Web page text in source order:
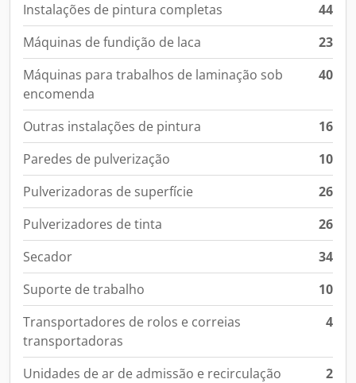
Instalações de pintura completas
44
Máquinas de fundição de laca
23
Máquinas para trabalhos de laminação sob
encomenda
40
Outras instalações de pintura
16
Paredes de pulverização
10
Pulverizadoras de superfície
26
Pulverizadores de tinta
26
Secador
34
Suporte de trabalho
10
Transportadores de rolos e correias
transportadoras
4
Unidades de ar de admissão e recirculação 2